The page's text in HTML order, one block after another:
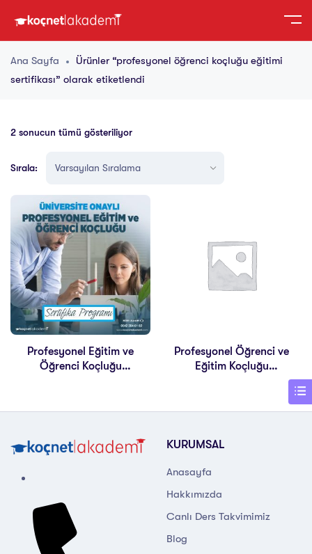
Ana Sayfa
Ürünler “profesyonel öğrenci koçluğu eğitimi
sertifikası” olarak etiketlendi
2 sonucun tümü gösteriliyor
Sırala:
Profesyonel Eğitim ve
Öğrenci Koçluğu
Profesyonel Öğrenci ve
Eğitim Koçluğu
KURUMSAL
Anasayfa
Hakkımızda
Canlı Ders Takvimimiz
Blog